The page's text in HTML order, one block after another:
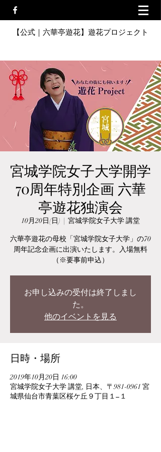
【公式｜六華亭遊花】遊花プロジェクト
宮城学院女子大学開学
70周年特別企画 六華
亭遊花独演会
10月20日(日)
  |
宮城学院女子大学 講堂
六華亭遊花の母校「宮城学院女子大学」の70
周年記念企画に出演いたします。入場無料
（※要事前申込）
お申し込みの受付は終了しまし
た。
他のイベントを見る
日時・場所
2019年10月20日 16:00
宮城学院女子大学 講堂, 日本、〒981-0961 宮
城県仙台市青葉区桜ケ丘９丁目１−１